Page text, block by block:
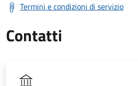
Termini e condizioni di servizio
Contatti